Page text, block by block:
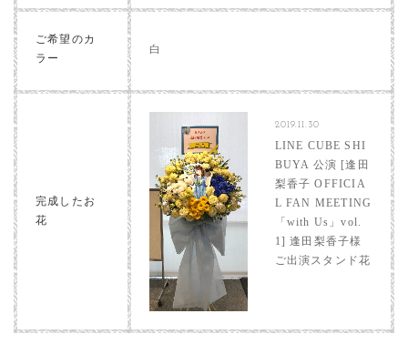
ご希望のカ
ラー
白
完成したお
花
2019.11.30
LINE CUBE SHI
BUYA 公演 [逢田
梨香子 OFFICIA
L FAN MEETING
「with Us」vol.
1] 逢田梨香子様
ご出演スタンド花